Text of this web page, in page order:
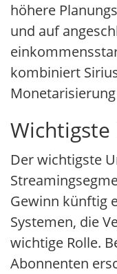
höhere
und auf
kombiniert
Wichtigste
Der wichtigste
Gewinn künftig
Systemen, die
wichtige Rolle.
Abonnenten